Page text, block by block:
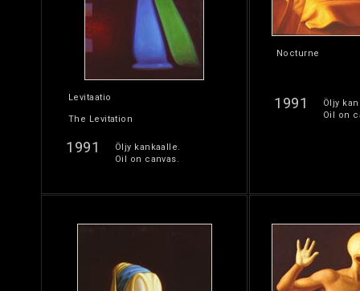
Levitaatio
The Levitation
1991
Öljy kankaalle.
Oil on canvas.
Nocturne
1991
Öljy
Oil on